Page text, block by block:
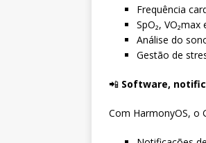
Frequência
SpO₂,
Análise do
Gestão de
📲 Software,
Com HarmonyOS, o